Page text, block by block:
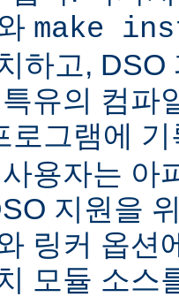
make
하고,
유의 컴파
로그램에
용자는 아
지원을
링커 옵션
모듈 소스